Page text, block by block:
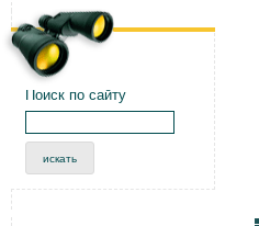
Поиск по сайту